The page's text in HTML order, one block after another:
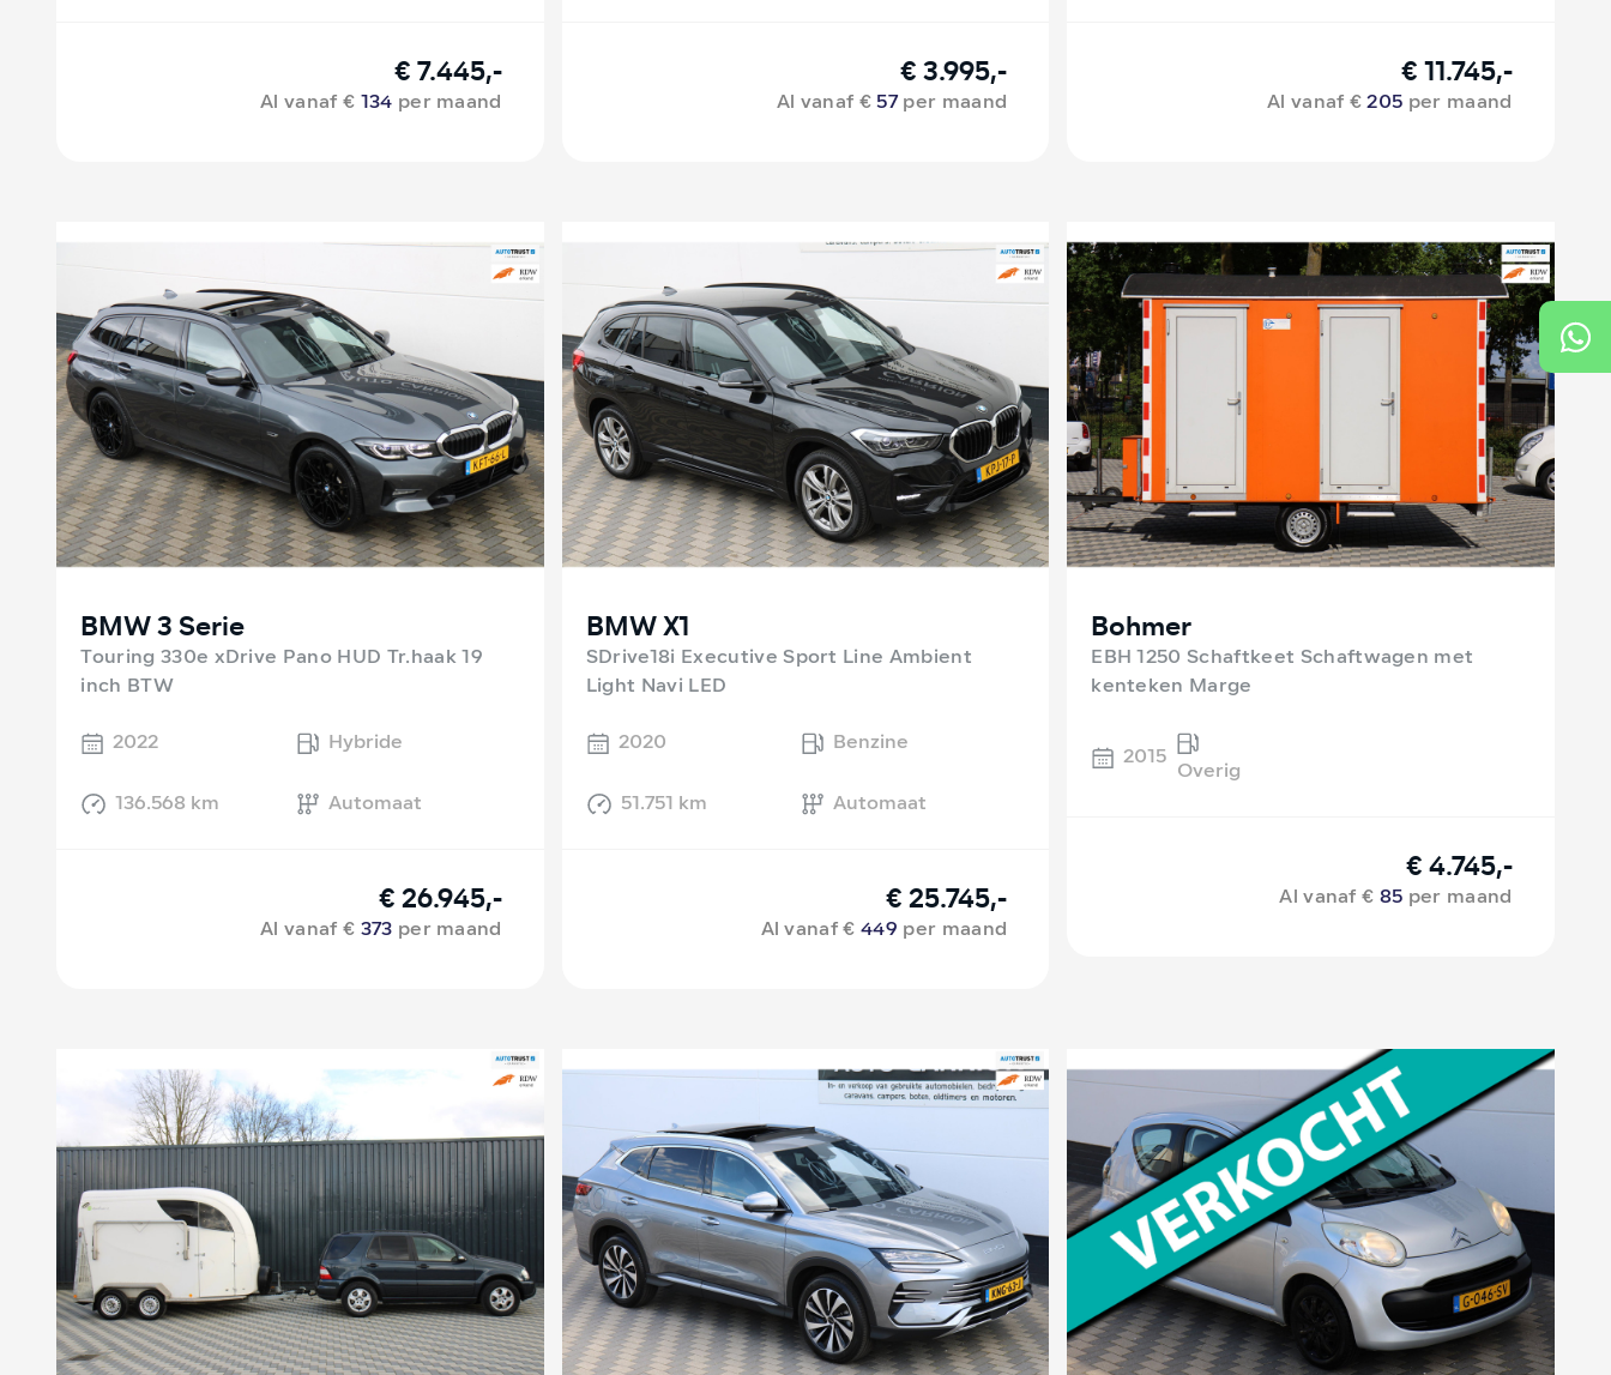
€ 7.445,-
Al vanaf € 134 per maand
€ 3.995,-
Al vanaf €57per maand
€ 11.745,-
Al vanaf €205 per maand
BMW 3 Serie
Touring 330e xDrive Pano HUD Tr.haak 19
inch BTW
2022
Hybride
136.568 km Automaat
€ 26.945,-
Al vanaf € 373 per maand
BMW X1
SDrive18i Executive Sport Line Ambient
Light Navi LED
2020
Benzine
51.751 km Automaat
€ 25.745,-
Al vanaf €449 per maand
Bohmer
EBH 1250 Schaftkeet Schaftwagen met
kenteken Marge
2015 Overig
€ 4.745,-
Al vanaf € 85 per maand